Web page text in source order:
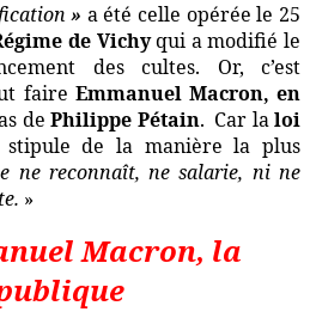
» a été celle opérée le 25
de Vichyqui a modifié le
des cultes. Or, c’est
faire Emmanuel Macron, en
dePhilippe Pétain. Car laloi
stipule de la manière la plus
ne reconnaît, ne salarie, ni ne
»
Macron, la